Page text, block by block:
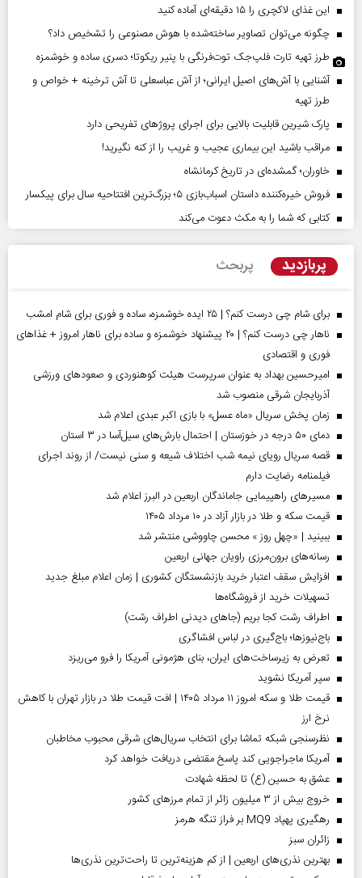
این غذای لاکچری را ۱۵ دقیقه‌ای آماده کنید
چگونه می‌توان تصاویر ساخته‌شده با هوش مصنوعی را تشخیص داد؟
طرز تهیه تارت فلپ‌جک توت‌فرنگی با پنیر ریکوتا؛ دسری ساده و خوشمزه
آشنایی با آش‌های اصیل ایرانی؛ از آش عباسعلی تا آش ترخینه + خواص و
طرز تهیه
پارک شیرین قابلیت‌ بالایی برای اجرای پروژهای تفریحی دارد
مراقب باشید این بیماری عجیب و غریب را از کنه نگیرید!
خاوران؛ گمشده‌ای در تاریخ کرمانشاه
فروش خیره‌کننده داستان اسباب‌بازی ۵؛ بزرگ‌ترین افتتاحیه سال برای پیکسار
کتابی که شما را به مکث دعوت می‌کند
پربازدید پربحث
برای شام چی درست کنم؟ | ۲۵ ایده خوشمزه، ساده و فوری برای شام امشب
ناهار چی درست کنم؟ | ۲۰ پیشنهاد خوشمزه و ساده برای ناهار امروز + غذاهای
فوری و اقتصادی
امیرحسین بهداد به عنوان سرپرست هیئت کوهنوردی و صعودهای ورزشی
آذربایجان شرقی منصوب شد
زمان پخش سریال «ماه عسل» با بازی اکبر عبدی اعلام شد
دمای ۵۰ درجه در خوزستان | احتمال بارش‌های سیل‌آسا در ۳ استان
قصه سریال رویای نیمه شب اختلاف شیعه و سنی نیست/ از روند اجرای
فیلمنامه رضایت دارم
مسیر‌های راهپیمایی جاماندگان اربعین در البرز اعلام شد
قیمت سکه و طلا در بازار آزاد در ۱۰ مرداد ۱۴۰۵
ببینید | «چهل روز » محسن چاووشی منتشر شد
رسانه‌های برون‌مرزی راویان جهانی اربعین
افزایش سقف اعتبار خرید بازنشستگان کشوری | زمان اعلام مبلغ جدید
تسهیلات خرید از فروشگاه‌ها
اطراف رشت کجا بریم (جاهای دیدنی اطراف رشت)
باج‌نیوزها؛ باج‌گیری در لباس افشاگری
تعرض به زیرساخت‌های ایران، بنای هژمونی آمریکا را فرو می‌ریزد
سپر آمریکا نشوید
قیمت طلا و سکه امروز ۱۱ مرداد ۱۴۰۵ | افت قیمت طلا در بازار تهران با کاهش
نرخ ارز
نظرسنجی شبکه تماشا برای انتخاب سریال‌های شرقی محبوب مخاطبان
آمریکا ماجراجویی کند پاسخ مقتضی دریافت خواهد کرد
عشق به حسین (ع) تا لحظه شهادت
خروج بیش از ۳ میلیون زائر از تمام مرز‌های کشور
رهگیری پهپاد MQ9 بر فراز تنگه هرمز
‌زائران سبز
بهترین نذری‌های اربعین | از کم هزینه‌ترین تا راحت‌ترین نذری‌ها